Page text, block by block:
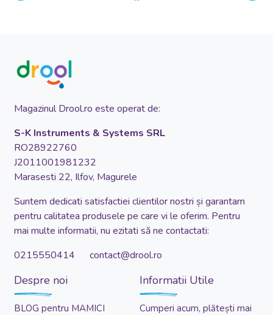
Magazinul Drool.ro este operat de:
S-K Instruments & Systems SRL
RO28922760
J2011001981232
Marasesti 22, Ilfov, Magurele
Suntem dedicati satisfactiei clientilor nostri și garantam
pentru calitatea produsele pe care vi le oferim. Pentru
mai multe informatii, nu ezitati să ne contactati:
0215550414 contact@drool.ro
Despre noi
BLOG pentru MAMICI
Informatii Utile
Cumperi acum, plătești mai